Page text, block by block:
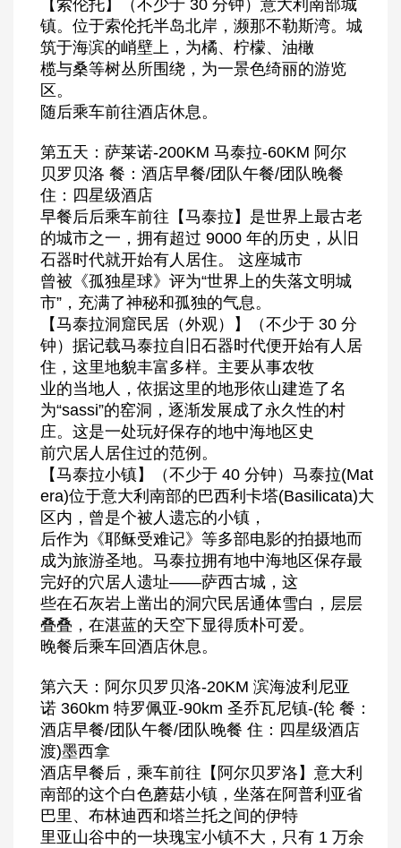
【索伦托】（不少于 30 分钟）意大利南部城
镇。位于索伦托半岛北岸，濒那不勒斯湾。城
筑于海滨的峭壁上，为橘、柠檬、油橄
榄与桑等树丛所围绕，为一景色绮丽的游览
区。
随后乘车前往酒店休息。
第五天：萨莱诺-200KM 马泰拉-60KM 阿尔
贝罗贝洛 餐：酒店早餐/团队午餐/团队晚餐
住：四星级酒店
早餐后后乘车前往【马泰拉】是世界上最古老
的城市之一，拥有超过 9000 年的历史，从旧
石器时代就开始有人居住。 这座城市
曾被《孤独星球》评为“世界上的失落文明城
市”，充满了神秘和孤独的气息。
【马泰拉洞窟民居（外观）】（不少于 30 分
钟）据记载马泰拉自旧石器时代便开始有人居
住，这里地貌丰富多样。主要从事农牧
业的当地人，依据这里的地形依山建造了名
为“sassi”的窑洞，逐渐发展成了永久性的村
庄。这是一处玩好保存的地中海地区史
前穴居人居住过的范例。
【马泰拉小镇】（不少于 40 分钟）马泰拉(Mat
era)位于意大利南部的巴西利卡塔(Basilicata)大
区内，曾是个被人遗忘的小镇，
后作为《耶稣受难记》等多部电影的拍摄地而
成为旅游圣地。马泰拉拥有地中海地区保存最
完好的穴居人遗址——萨西古城，这
些在石灰岩上凿出的洞穴民居通体雪白，层层
叠叠，在湛蓝的天空下显得质朴可爱。
晚餐后乘车回酒店休息。
第六天：阿尔贝罗贝洛-20KM 滨海波利尼亚
诺 360km 特罗佩亚-90km 圣乔瓦尼镇-(轮 餐：
酒店早餐/团队午餐/团队晚餐 住：四星级酒店
渡)墨西拿
酒店早餐后，乘车前往【阿尔贝罗洛】意大利
南部的这个白色蘑菇小镇，坐落在阿普利亚省
巴里、布林迪西和塔兰托之间的伊特
里亚山谷中的一块瑰宝小镇不大，只有 1 万余